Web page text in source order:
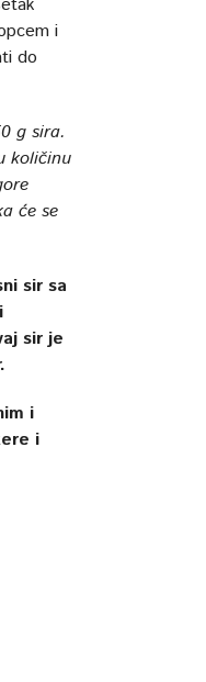
i
do
g sira.
količinu
će se
sir sa
sir je
i
i